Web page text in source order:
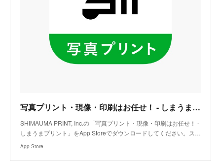
写真プリント・現像・印刷はお任せ！ - しまうまプリントアプリ - App Store
SHIMAUMA PRINT, Inc.の「写真プリント・現像・印刷はお任せ！ -
しまうまプリント」をApp Storeでダウンロードしてください。ス…
App Store